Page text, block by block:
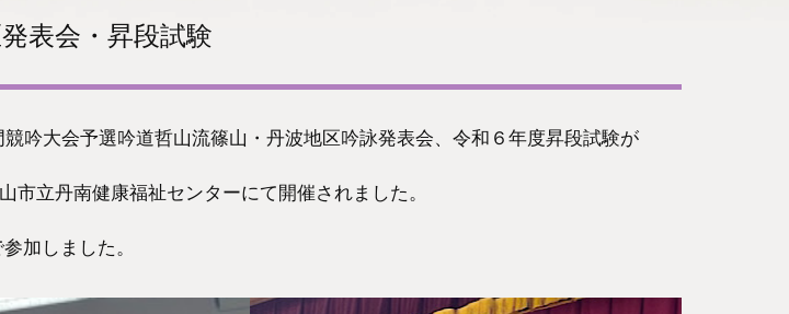
表会・昇段試験
吟大会予選吟道哲山流篠山・丹波地区吟詠発表会、令和６年度昇段試験が
市立丹南健康福祉センターにて開催されました。
加しました。